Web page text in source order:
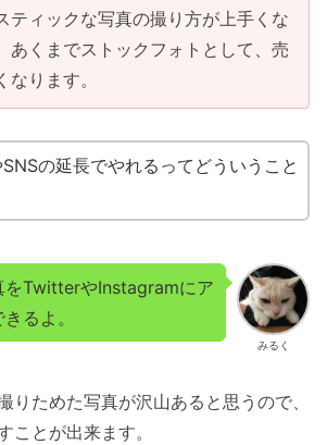
ティックな写真の撮り方が上手くな
あくまでストックフォトとして、売
ります。
の延長でやれるってどういうこと
みるく
をTwitterやInstagramにア
るよ。
りためた写真が沢山あると思うので、
ことが出来ます。